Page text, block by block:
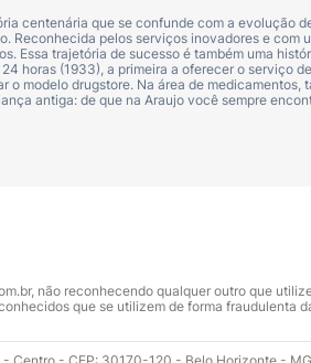
centenária que se confunde com a evolução
Reconhecida pelos serviços inovadores e com
Essa trajetória de sucesso é também uma
horas (1933), a primeira a oferecer o serviço
modelo drugstore. Na área de medicamentos,
antiga: de que na Araujo você sempre
não reconhecendo qualquer outro que
que se utilizem de forma fraudulenta